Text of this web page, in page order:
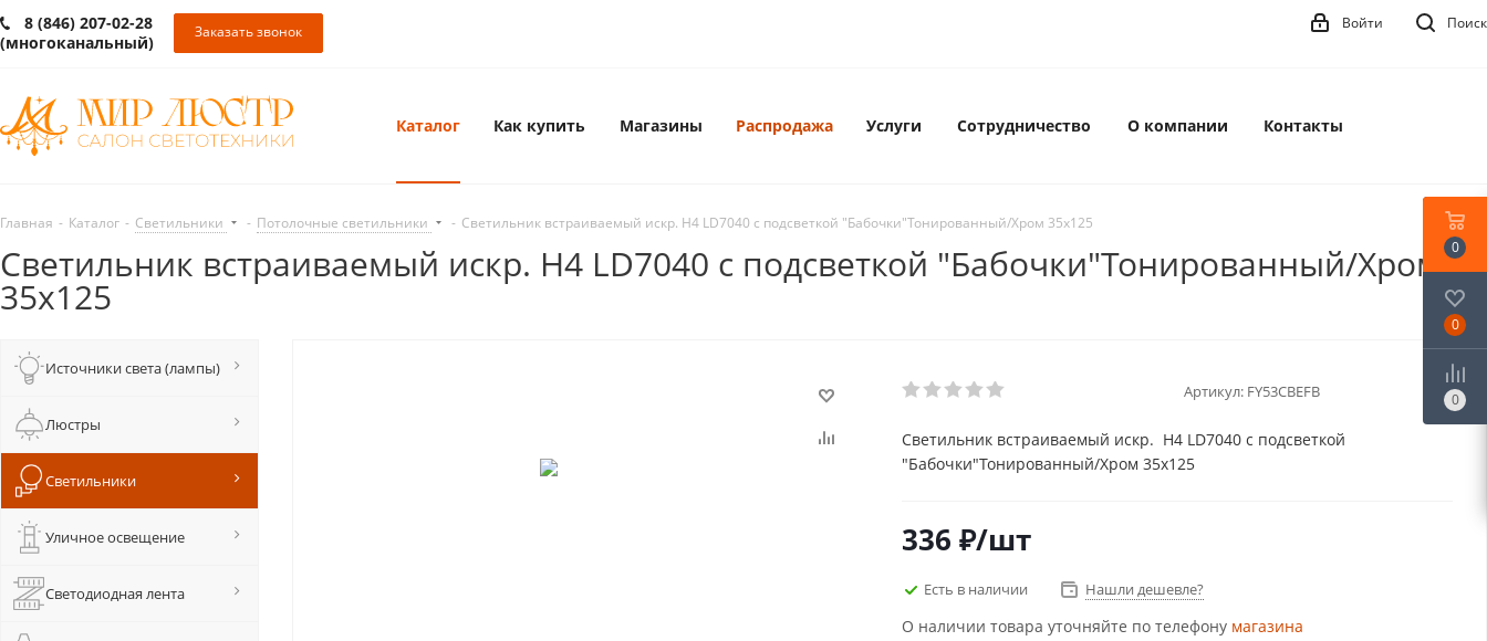
8 (846) 207-02-28
(многоканальный)
Заказать звонок Поиск
Войти
Каталог Как купить Магазины Распродажа Услуги Сотрудничество О компании Контакты
Главная - Каталог - Светильники - Потолочные светильники - Светильник встраиваемый искр. H4 LD7040 с подсветкой "Бабочки"Тонированный/Хром 35x125
Светильник встраиваемый искр. H4 LD7040 с подсветкой "Бабочки"Тонированный/Хром
35x125
Артикул: FY53CBEFB
Светильник встраиваемый искр. H4 LD7040 с подсветкой
"Бабочки"Тонированный/Хром 35x125
336 ₽/шт
Есть в наличии Нашли дешевле?
О наличии товара уточняйте по телефону магазина
Источники света (лампы)
Люстры
Светильники
Уличное освещение
Светодиодная лента
0
0
0